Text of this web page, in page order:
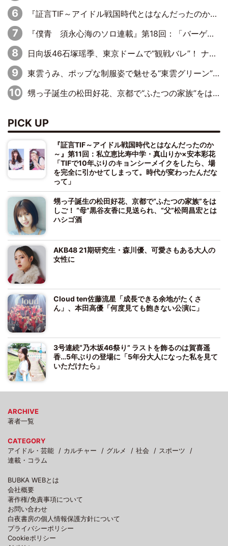
『証言TIF～アイドル戦国時代とはなんだったのか～』第11回：私立恵比寿中学・真山りか×安本彩花「TIFで10年ぶりのキョンシーメイクをしたら、場を完全に引かせてしまって。時代が変わったんだなって」
『僕青 須永心海のソロ連載』第18回：「バーゲンセールハンターみうな inしまむら」編
日向坂46石塚瑶季、東京ドームで“観戦バレ”！ ナイツ・塙も認めた「巨人に詳しすぎるアイドル」は元VENUSスクール生で杉内コーチ推し⁉
東雲うみ、ポップな制服姿で魅せる“東雲グリーン”の正体
甥っ子誕生の松田好花、京都で“ふたつの家族”をはしご！ “母”黒谷友香に見送られ、“父”松岡昌宏とはハシゴ酒
PICK UP
『証言TIF～アイドル戦国時代とはなんだったのか
～』第11回：私立恵比寿中学・真山りか×安本彩花
「TIFで10年ぶりのキョンシーメイクをしたら、場
を完全に引かせてしまって。時代が変わったんだな
って」
甥っ子誕生の松田好花、京都で“ふたつの家族”をは
しご！ “母”黒谷友香に見送られ、“父”松岡昌宏とは
ハシゴ酒
AKB48 21期研究生・森川優、可愛さもある大人の
女性に
Cloud ten佐藤流星「成長できる余地がたくさ
ん」、本田高優「何度見ても飽きない公演に」
3号連続“乃木坂46祭り” ラストを飾るのは賀喜遥
香…5年ぶりの登場に「5年分大人になった私を見て
いただけたら」
ARCHIVE
著者一覧
CATEGORY
アイドル・芸能
カルチャー グルメ 社会
スポーツ
連載・コラム
BUBKA WEBとは
会社概要
著作権/免責事項について
お問い合わせ
白夜書房の個人情報保護方針について
プライバシーポリシー
Cookieポリシー